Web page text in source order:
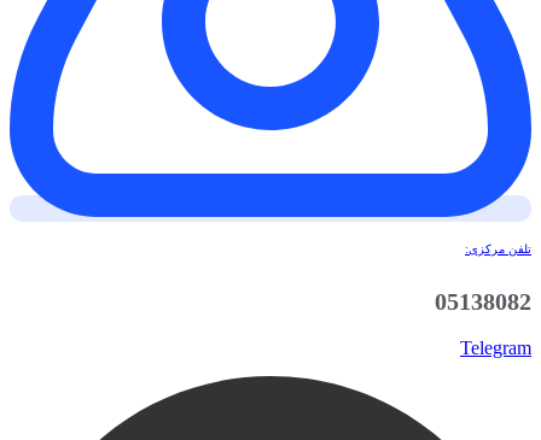
تلفن مرکزی:
05138082
Telegram